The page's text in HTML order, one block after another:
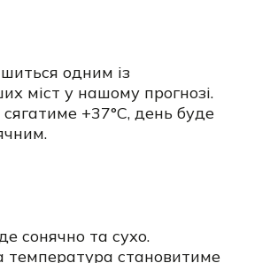
одним із
міст у нашому прогнозі.
+37°C, день буде
сонячно та сухо.
становитиме